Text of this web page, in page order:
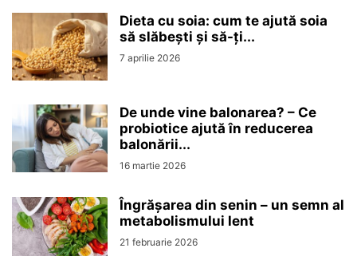
Dieta cu soia: cum te ajută soia
să slăbești și să-ți...
7 aprilie 2026
De unde vine balonarea? – Ce
probiotice ajută în reducerea
balonării...
16 martie 2026
Îngrășarea din senin – un semn al
metabolismului lent
21 februarie 2026